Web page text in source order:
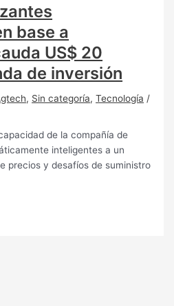
base a
US$ 20
de inversión
, Sin categoría,Tecnología /
de la compañía de
inteligentes a un
precios y desafíos de suministro